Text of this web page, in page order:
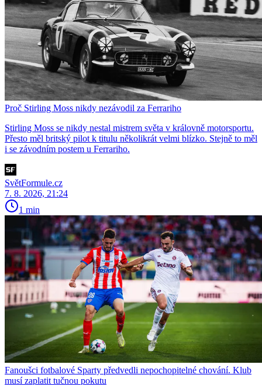
Proč Stirling Moss nikdy nezávodil za Ferrariho
Stirling Moss se nikdy nestal mistrem světa v královně motorsportu.
Přesto měl britský pilot k titulu několikrát velmi blízko. Stejně to měl
i se závodním postem u Ferrariho.
SvětFormule.cz
7. 8. 2026, 21:24
1 min
Fanoušci fotbalové Sparty předvedli nepochopitelné chování. Klub
musí zaplatit tučnou pokutu